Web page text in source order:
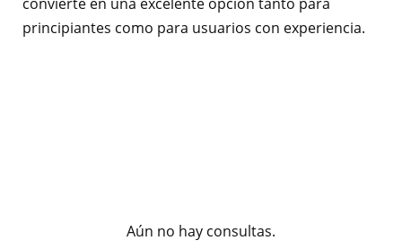
principiantes como para usuarios con experiencia.
Aún no hay consultas.